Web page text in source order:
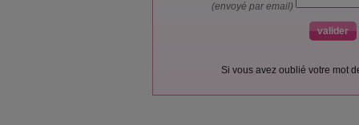
(envoyé par email)
Si vous avez oublié votre mot